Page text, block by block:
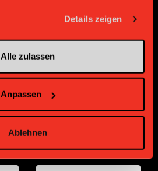
Details zeigen
Alle zulassen
Anpassen
Ablehnen
Supplier